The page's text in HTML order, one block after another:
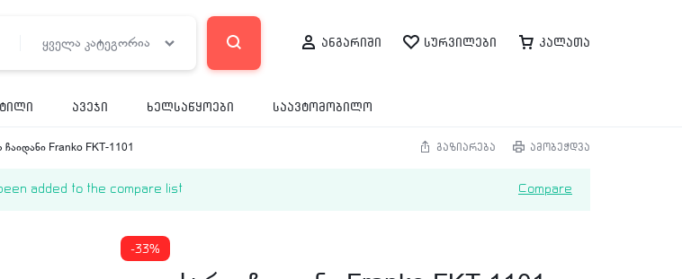
ყველა კატეგორია ანგარიში სურვილები კალათა
ავეჯი ხელსაწყოები საავტომობილო
Franko FKT-1101 გაზიარება ამობეჭდვა
Compare
added to the compare list
-33%